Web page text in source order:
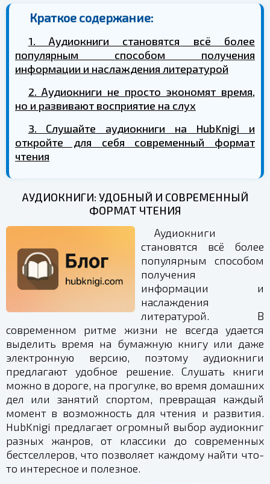
Краткое содержание:
1. Аудиокниги становятся всё более
популярным способом получения
информации и наслаждения литературой
2. Аудиокниги не просто экономят время,
но и развивают восприятие на слух
3. Слушайте аудиокниги на HubKnigi и
откройте для себя современный формат
чтения
АУДИОКНИГИ: УДОБНЫЙ И СОВРЕМЕННЫЙ
ФОРМАТ ЧТЕНИЯ
Аудиокниги
становятся всё более
популярным способом
получения
информации и
наслаждения
литературой. В
современном ритме жизни не всегда удается
выделить время на бумажную книгу или даже
электронную версию, поэтому аудиокниги
предлагают удобное решение. Слушать книги
можно в дороге, на прогулке, во время домашних
дел или занятий спортом, превращая каждый
момент в возможность для чтения и развития.
HubKnigi предлагает огромный выбор аудиокниг
разных жанров, от классики до современных
бестселлеров, что позволяет каждому найти что-
то интересное и полезное.